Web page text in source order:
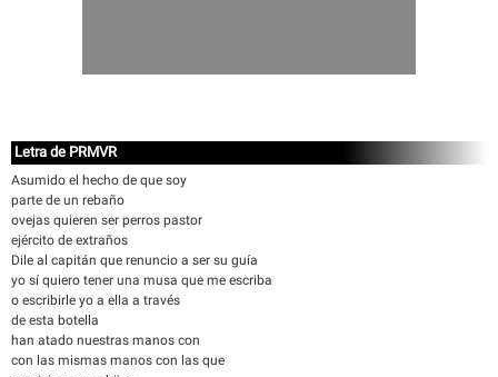
Letra de PRMVR
Asumido el hecho de que soy
parte de un rebaño
ovejas quieren ser perros pastor
ejército de extraños
Dile al capitán que renuncio a ser su guía
yo sí quiero tener una musa que me escriba
o escribirle yo a ella a través
de esta botella
han atado nuestras manos con
con las mismas manos con las que